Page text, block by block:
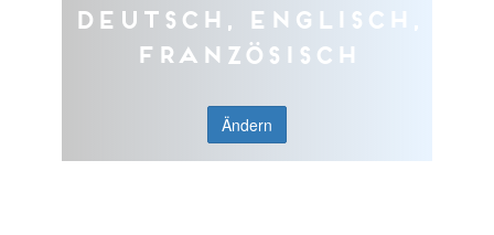
Deutsch, Englisch,
Französisch
Ändern